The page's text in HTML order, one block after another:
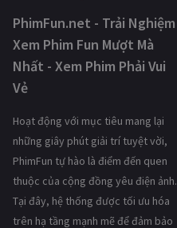
PhimFun.net - Trải Nghiệm
Xem Phim Fun Mượt Mà
Nhất - Xem Phim Phải Vui
Vẻ
Hoạt động với mục tiêu mang lại
những giây phút giải trí tuyệt vời,
PhimFun tự hào là điểm đến quen
thuộc của cộng đồng yêu điện ảnh.
Tại đây, hệ thống được tối ưu hóa
trên hạ tầng mạnh mẽ để đảm bảo